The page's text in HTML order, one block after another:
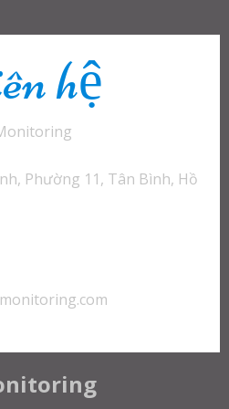
hệ
Phường 11, Tân Bình, Hồ